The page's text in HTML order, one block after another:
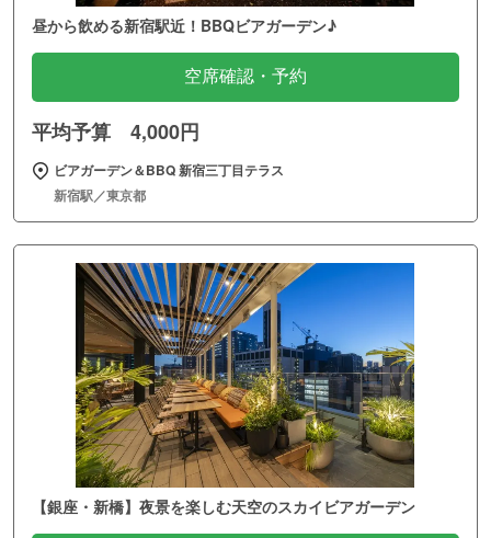
昼から飲める新宿駅近！BBQビアガーデン♪
空席確認・予約
平均予算 4,000円
ビアガーデン＆BBQ 新宿三丁目テラス
新宿駅／東京都
【銀座・新橋】夜景を楽しむ天空のスカイビアガーデン